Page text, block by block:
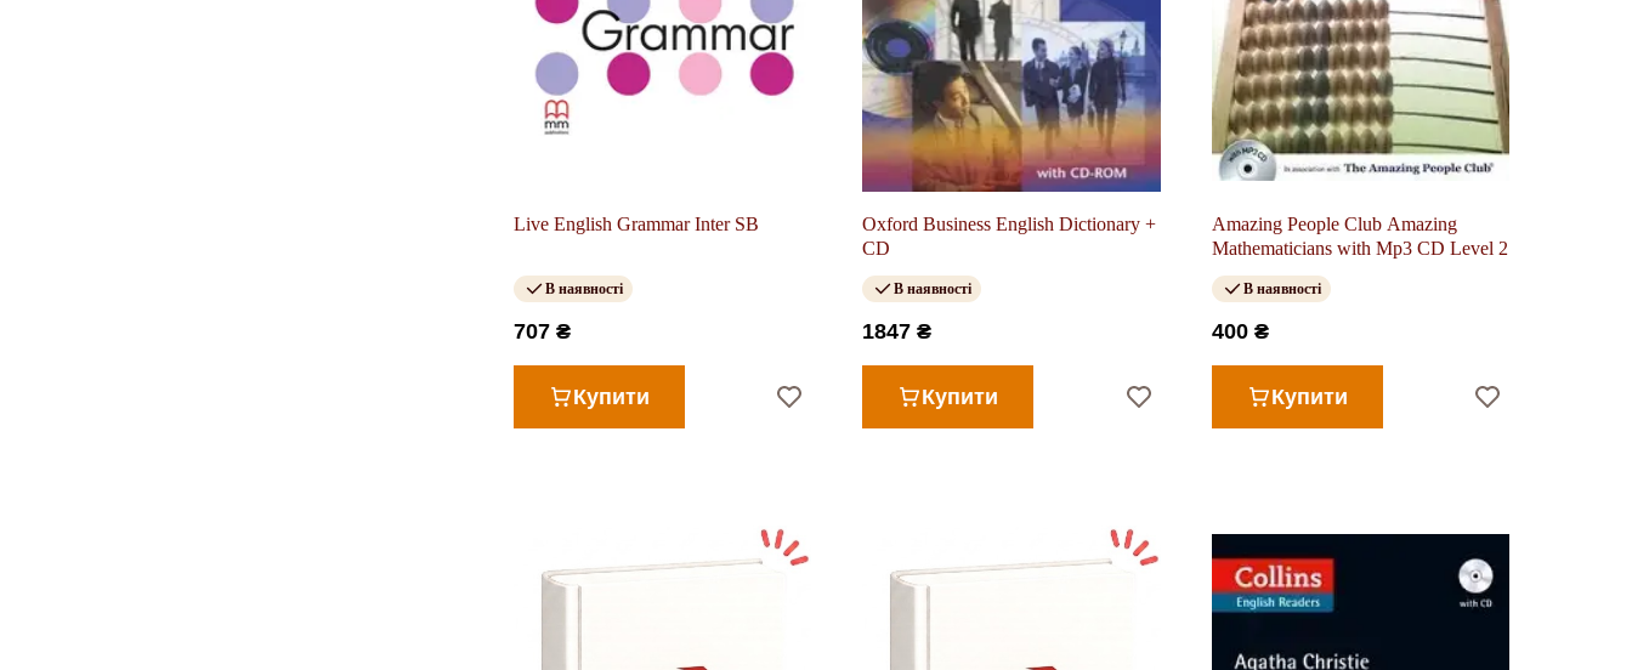
Live English Grammar Inter SB
В наявності
707 ₴
Купити
Oxford Business English Dictionary +
CD
В наявності
1847 ₴
Купити
Amazing People Club Amazing
Mathematicians with Mp3 CD Level 2
В наявності
400 ₴
Купити